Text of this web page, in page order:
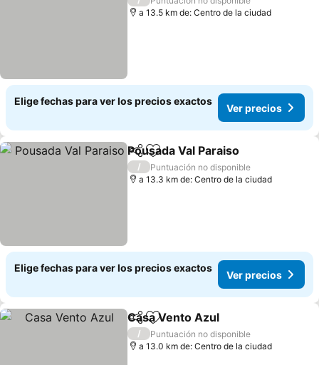
a 13.5 km de: Centro de la ciudad
Elige fechas para ver los precios exactos
Ver precios
CompartirAgregar a favoritos
Pousada Val Paraiso
/
Puntuación no disponible
a 13.3 km de: Centro de la ciudad
Elige fechas para ver los precios exactos
Ver precios
CompartirAgregar a favoritos
Casa Vento Azul
/
Puntuación no disponible
a 13.0 km de: Centro de la ciudad